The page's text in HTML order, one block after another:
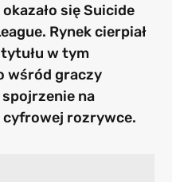
się Suicide
Rynek cierpiał
w tym
wśród graczy
na
cyfrowej rozrywce.